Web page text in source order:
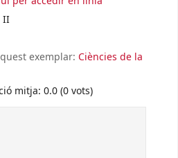
II
exemplar: Ciències de la
mitja: 0.0 (0 vots)